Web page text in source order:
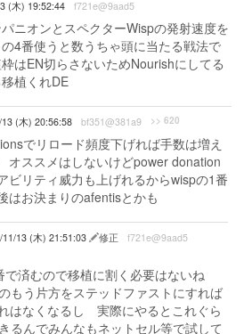
(木) 19:52:44 f721e@9aad5
ニオンとスペクターWispの発射速度を
4番使うと数うちゃ頭に当たる戦法で
はEN切らさないためNourishにしてる
植くれDE
(木) 20:56:58 bf351@381a9 >> 620
でリロード頻度下げれば手数は増え
ススメはしないけどpower donation
ビリティ威力も上げれるからwispの1番
お決まりのafentisとかも
11/13 (木) 21:51:03 修正 f721e@9aad5
で済むので移植に割く必要はないね
もう片方をステッドファストにすれば
はなくなるし 実際にやるとこれぐら
るんでみんなもネットセル等で試して